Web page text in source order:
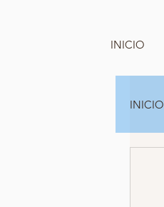
INICIO
INICIO